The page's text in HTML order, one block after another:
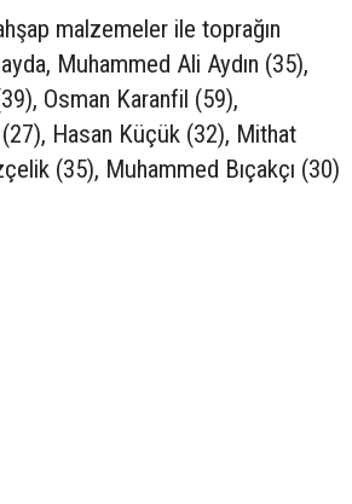
malzemeler ile toprağın
Muhammed Ali Aydın (35),
Osman Karanfil (59),
Hasan Küçük (32), Mithat
(35), Muhammed Bıçakçı (30)